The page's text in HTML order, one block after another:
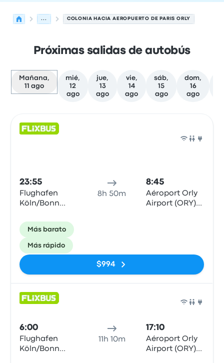
... COLONIA HACIA AEROPUERTO DE PARIS ORLY
Próximas salidas de autobús
Mañana,
11 ago
mié,
12
ago
jue,
13
ago
vie,
14
ago
sáb,
15
ago
dom,
16
ago
23:55
Flughafen
Köln/Bonn
8h 50m
8:45
Aéroport Orly
Airport (ORY)
Más barato
Más rápido
$994
6:00
Flughafen
Köln/Bonn
11h 10m
17:10
Aéroport Orly
Airport (ORY)